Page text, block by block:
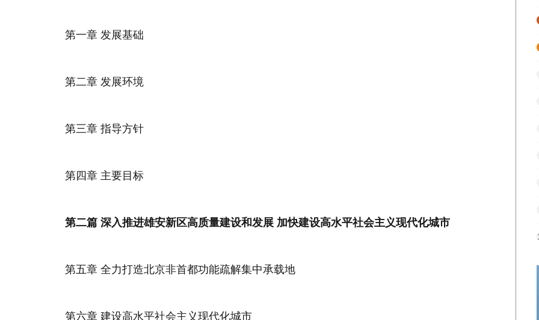
第一章 发展基础
第二章 发展环境
第三章 指导方针
第四章 主要目标
第二篇 深入推进雄安新区高质量建设和发展 加快建设高水平社会主义现代化城市
第五章 全力打造北京非首都功能疏解集中承载地
第六章 建设高水平社会主义现代化城市